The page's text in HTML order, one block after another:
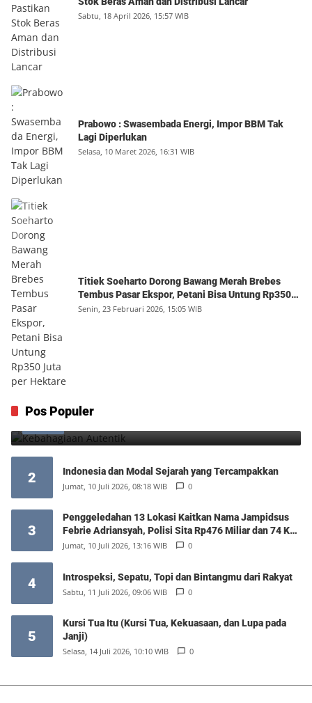
Sabtu, 18 April 2026, 15:57 WIB
Prabowo : Swasembada Energi, Impor BBM Tak
Lagi Diperlukan
Selasa, 10 Maret 2026, 16:31 WIB
Titiek Soeharto Dorong Bawang Merah Brebes
Tembus Pasar Ekspor, Petani Bisa Untung Rp350
Juta per Hektare
Senin, 23 Februari 2026, 15:05 WIB
Pos Populer
1 Kebahagiaan Autentik
2 Indonesia dan Modal Sejarah yang Tercampakkan
Jumat, 10 Juli 2026, 08:18 WIB 0
3
Penggeledahan 13 Lokasi Kaitkan Nama Jampidsus
Febrie Adriansyah, Polisi Sita Rp476 Miliar dan 74 Kg
Emas
Jumat, 10 Juli 2026, 13:16 WIB 0
4 Introspeksi, Sepatu, Topi dan Bintangmu dari Rakyat
Sabtu, 11 Juli 2026, 09:06 WIB 0
5
Kursi Tua Itu (Kursi Tua, Kekuasaan, dan Lupa pada
Janji)
Selasa, 14 Juli 2026, 10:10 WIB 0